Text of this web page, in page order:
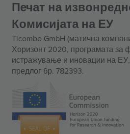
Печат на
Комисијата на ЕУ
Ticombo GmbH (матична
Хоризонт 2020, програмата за
истражување и иновации на ЕУ,
предлог бр. 782393.